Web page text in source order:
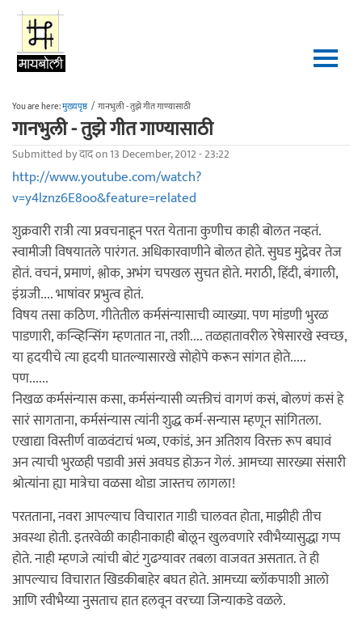
Skip to main content
You are here:मुख्यपृष्ठ / गानभुली - तुझे गीत गाण्यासाठी
गानभुली - तुझे गीत गाण्यासाठी
Submitted byदादon 13 December, 2012 - 23:22
http://www.youtube.com/watch?
v=y4lznz6E8oo&feature=related
शुक्रवारी रात्री त्या प्रवचनाहून परत येताना कुणीच काही बोलत नव्हतं.
स्वामीजी विषयातले पारंगत. अधिकारवाणीने बोलत होते. सुघड मुद्रेवर तेज
होतं. वचनं, प्रमाणं, श्लोक, अभंग चपखल सुचत होते. मराठी, हिंदी, बंगाली,
इंग्रजी.... भाषांवर प्रभुत्व होतं.
विषय तसा कठिण. गीतेतील कर्मसंन्यासाची व्याख्या. पण मांडणी भुरळ
पाडणारी, कन्व्हिन्सिंग म्हणतात ना, तशी.... तळहातावरील रेषेसारखे स्वच्छ,
या हृदयीचे त्या हृदयी घातल्यासारखे सोहोपे करून सांगत होते.....
पण......
निखळ कर्मसंन्यास कसा, कर्मसंन्यासी व्यक्तीचं वागणं कसं, बोलणं कसं हे
सारं सागताना, कर्मसंन्यास त्यांनी शुद्ध कर्म-सन्यास म्हणून सांगितला.
एखाद्या विस्तीर्ण वाळवंटाचं भव्य, एकांडं, अन अतिशय विरक्त रूप बघावं
अन त्याची भुरळही पडावी असं अवघड होऊन गेलं. आमच्या सारख्या संसारी
श्रोत्यांना ह्या मात्रेचा वळसा थोडा जास्तच लागला!
परतताना, नवरा आपल्याच विचारात गाडी चालवत होता, माझीही तीच
अवस्था होती. इतरवेळी काहीनाकाही बोलून खुलवणारे रवीभैय्यासुद्धा गप्प
होते. नाही म्हणजे त्यांची बोटं गुढग्यावर तबला वाजवत असतात. ते ही
आपल्याच विचारात खिडकीबाहेर बघत होते. आमच्या ब्लॉकपाशी आलो
आणि रवीभैय्या नुसताच हात हलवून वरच्या जिन्याकडे वळले.